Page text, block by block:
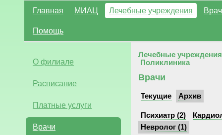
Главная МИАЦ Лечебные учреждения
Помощь
О филиале
Расписание
Платные услуги
Врачи
Лечебные учреждения
Поликлиника
Врачи
Текущие Архив
Психиатр (2)
Невролог (1)